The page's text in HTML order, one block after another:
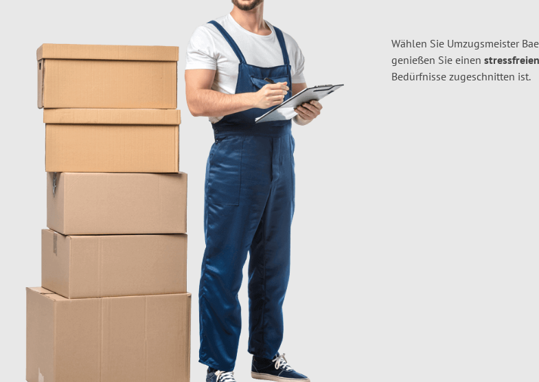
Wählen Sie Umzugsmeister
genießen Sie einen
Bedürfnisse zugeschnitten ist.